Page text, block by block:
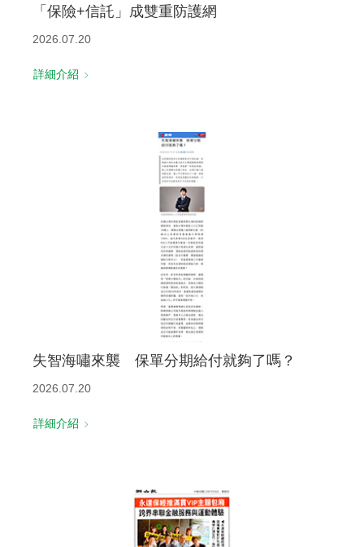
「保險+信託」成雙重防護網
2026.07.20
詳細介紹
失智海嘯來襲 保單分期給付就夠了嗎？
2026.07.20
詳細介紹